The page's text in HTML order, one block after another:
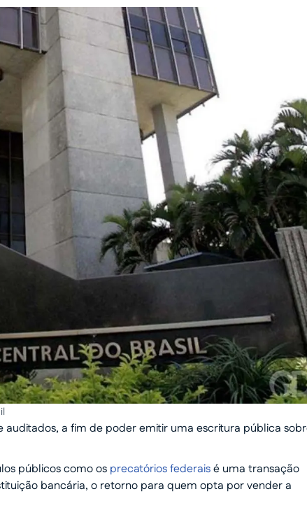
auditados, a fim de poder emitir uma escritura pública
públicos como os precatórios federaisé uma transação
bancária, o retorno para quem opta por vender a